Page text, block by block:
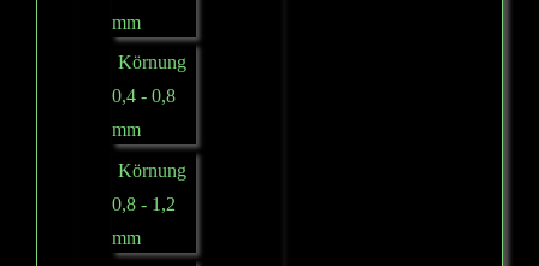
mm
Körnung
0,4 - 0,8
mm
Körnung
0,8 - 1,2
mm